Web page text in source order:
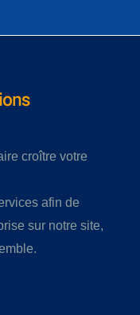
croître votre
afin de
sur notre site,